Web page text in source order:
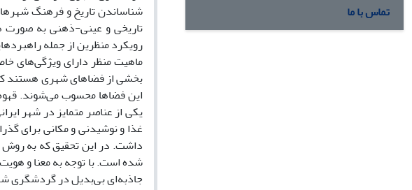
شناساندن تاریخ و فرهنگ
تاریخی و عینی-ذهنی به صورت
رویکرد منظرین از جمله
ماهیت منظر دارای ویژگی‌های
بخشی از فضاهای شهری هستند که
این فضاها محسوب می‌شوند.
یکی از عناصر متمایز در شهر
غذا و نوشیدنی و مکانی برای
داشت. در این تحقیق که به روش
شده است. با توجه به معنا و
جاذبه‌ای بی‌بدیل در گردشگری
تماس با ما